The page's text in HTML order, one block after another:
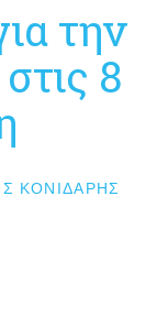
την
8
ΚΟΝΙΔΆΡΗΣ